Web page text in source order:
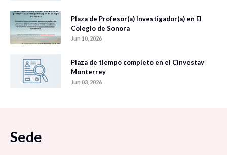
Plaza de Profesor(a) Investigador(a) en El
Colegio de Sonora
Jun 10, 2026
Plaza de tiempo completo en el Cinvestav
Monterrey
Jun 03, 2026
Sede